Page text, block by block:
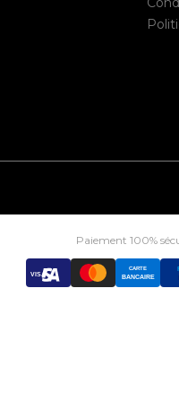
Paiement 100%
VISA
CARTE
BANCAIRE